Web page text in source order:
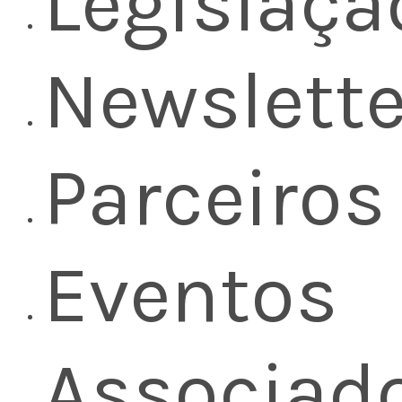
Parceiros
Eventos